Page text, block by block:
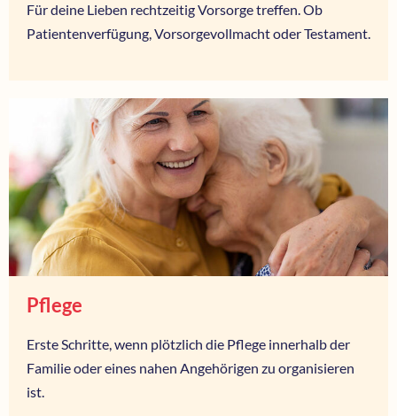
Für deine Lieben rechtzeitig Vorsorge treffen. Ob
Patientenverfügung, Vorsorgevollmacht oder Testament.
Pflege
Erste Schritte, wenn plötzlich die Pflege innerhalb der
Familie oder eines nahen Angehörigen zu organisieren
ist.